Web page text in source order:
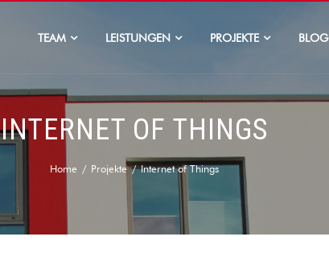
TEAM LEISTUNGEN PROJEKTE BLOG
INTERNET OF THINGS
Home Projekte Internet of Things